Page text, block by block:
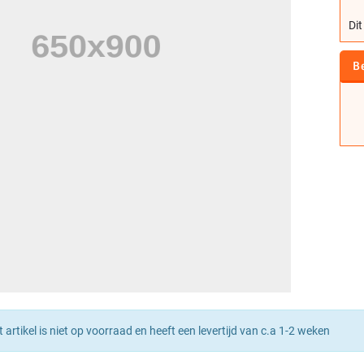
artikel is niet op voorraad en heeft een levertijd van c.a 1-2 weken